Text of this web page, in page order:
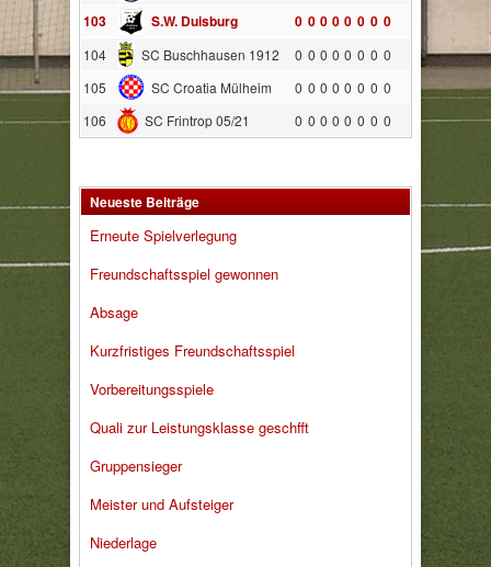
103 S.W. Duisburg 0 0 0 0 0 0 0 0
104 SC Buschhausen 1912 0 0 0 0 0 0 0 0
105
SC Croatia Mülheim 0 0 0 0 0 0 0 0
106
SC Frintrop 05/21 0 0 0 0 0 0 0 0
Neueste Beiträge
Erneute Spielverlegung
Freundschaftsspiel gewonnen
Absage
Kurzfristiges Freundschaftsspiel
Vorbereitungsspiele
Quali zur Leistungsklasse geschfft
Gruppensieger
Meister und Aufsteiger
Niederlage